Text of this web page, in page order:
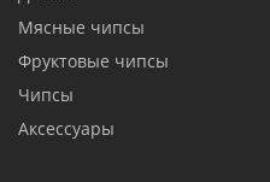
Мясные чипсы
Фруктовые чипсы
Чипсы
Аксессуары